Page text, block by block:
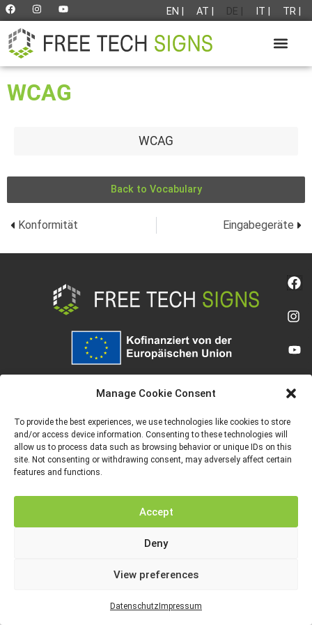
Manage Cookie Consent
To provide the best experiences, we use technologies like cookies to store
and/or access device information. Consenting to these technologies will
allow us to process data such as browsing behavior or unique IDs on this
site. Not consenting or withdrawing consent, may adversely affect certain
features and functions.
Accept
Deny
View preferences
Datenschutz Impressum
EN | AT | DE | IT | TR |
WCAG
WCAG
Back to Vocabulary
Konformität Eingabegeräte
Meinungen entsprechen jedoch ausschließlich denen des Autors bzw. der
Autoren und spiegeln nicht zwingend die der Europäischen Union oder der
werden.
IMPRESSUM DATENSCHUTZ